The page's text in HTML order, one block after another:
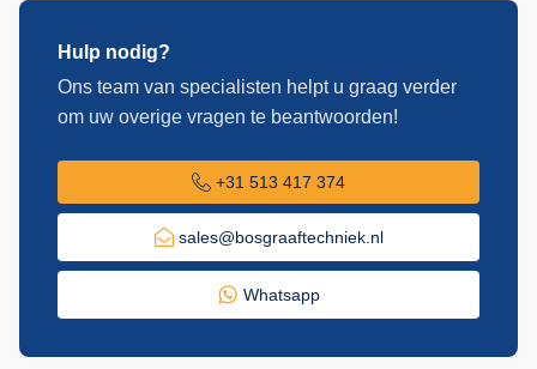
Hulp nodig?
Ons team van specialisten helpt u graag verder
om uw overige vragen te beantwoorden!
+31 513 417 374
sales@bosgraaftechniek.nl
Whatsapp